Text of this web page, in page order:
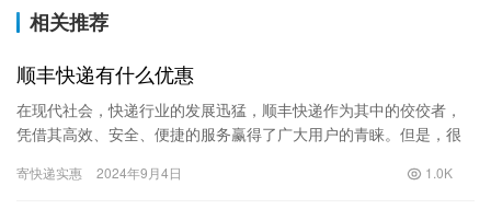
相关推荐
顺丰快递有什么优惠
在现代社会，快递行业的发展迅猛，顺丰快递作为其中的佼佼者，
凭借其高效、安全、便捷的服务赢得了广大用户的青睐。但是，很
何能够…
寄快递实惠 2024年9月4日 1.0K